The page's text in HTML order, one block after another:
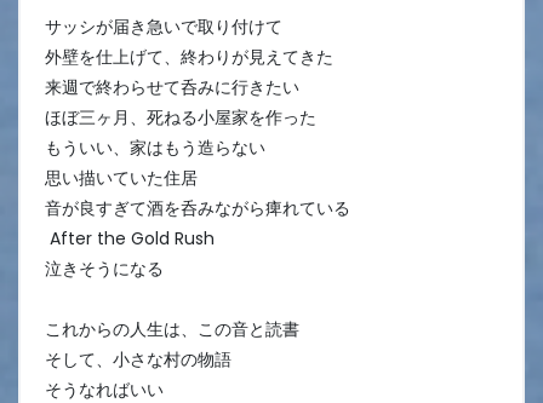
サッシが届き急いで取り付けて
外壁を仕上げて、終わりが見えてきた
来週で終わらせて呑みに行きたい
ほぼ三ヶ月、死ねる小屋家を作った
もういい、家はもう造らない
思い描いていた住居
音が良すぎて酒を呑みながら痺れている
After the Gold Rush
泣きそうになる
これからの人生は、この音と読書
そして、小さな村の物語
そうなればいい